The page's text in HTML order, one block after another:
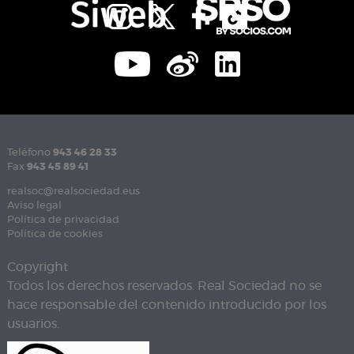
Teléfono 943 46 28 33
Fax 943 45 89 41
realsoc@realsociedad.eus
Aviso legal
Política de privacidad
Política de cookies
Copyright
Todos los derechos reservados. Real Sociedad no se
hace responsable del contenido introducido por los
usuarios.